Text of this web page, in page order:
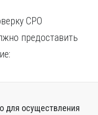
СРО
предоставить
для осуществления